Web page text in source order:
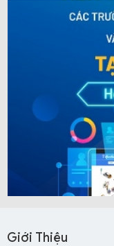
Giới Thiệu